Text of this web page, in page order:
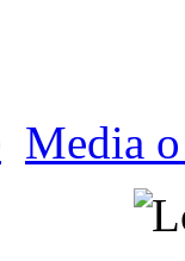
Media